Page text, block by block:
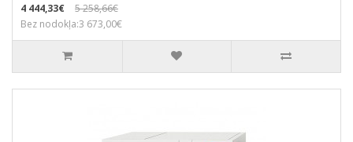
4 444,33€
5 258,66€
Bez nodokļa:3 673,00€